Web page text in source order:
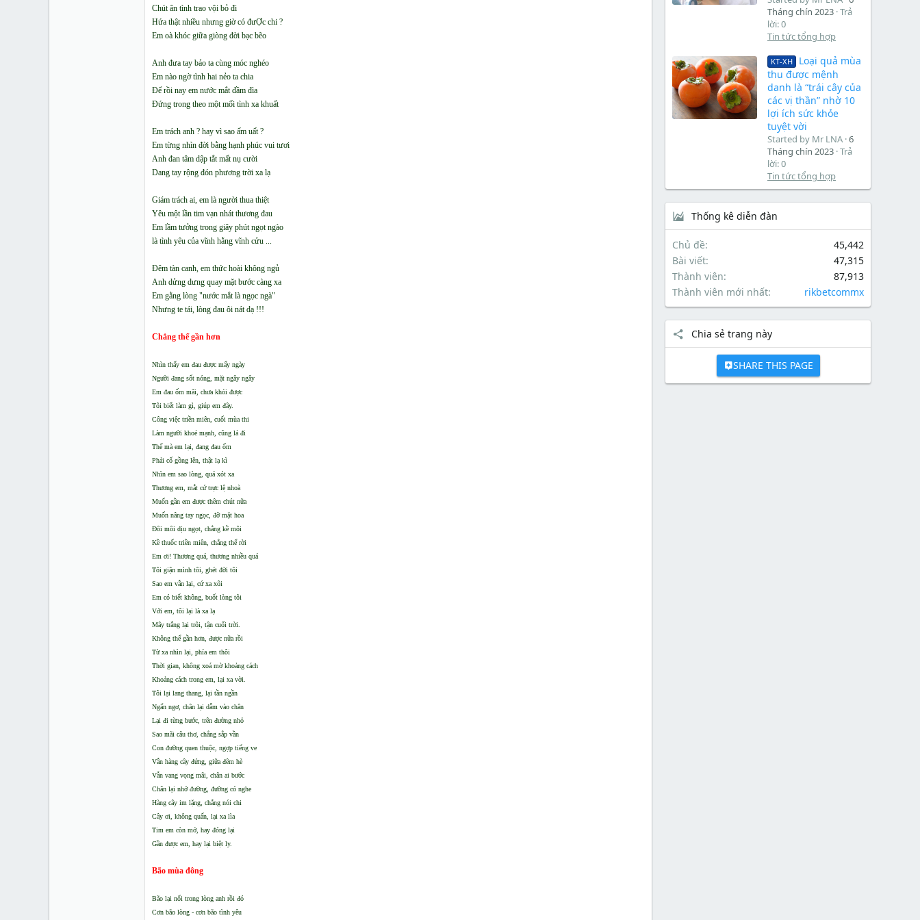
Chút ân tình trao vội bỏ đi
Hứa thật nhiều nhưng giờ có đưỢc chi ?
Em oà khóc giữa giòng đời bạc bẽo
Anh đưa tay bảo ta cùng móc nghéo
Em nào ngờ tình hai nẻo ta chia
Để rồi nay em nước mắt đầm đìa
Đứng trong theo một mối tình xa khuất
Em trách anh ? hay vì sao ấm uất ?
Em từng nhìn đời bằng hạnh phúc vui tươi
Anh đan tâm dập tắt mất nụ cười
Dang tay rộng đón phương trời xa lạ
Giám trách ai, em là người thua thiệt
Yêu một lần tim vạn nhát thương đau
Em lầm tưởng trong giây phút ngọt ngào
là tình yêu của vĩnh hằng vĩnh cửu ...
Đêm tàn canh, em thức hoài không ngủ
Anh dửng dưng quay mặt bước càng xa
Em gằng lòng "nước mắt là ngọc ngà"
Nhưng te tái, lòng đau ôi nát dạ !!!
Chẳng thể gần hơn
Nhìn thấy em đau được mấy ngày
Người đang sốt nóng, mặt ngây ngây
Em đau ốm mãi, chưa khỏi được
Tôi biết làm gì, giúp em đây.
Công việc triền miên, cuối mùa thi
Làm người khoẻ mạnh, cũng lả đi
Thế mà em lại, đang đau ốm
Phải cố gồng lên, thật lạ kì
Nhìn em sao lòng, quá xót xa
Thương em, mắt cứ trực lệ nhoà
Muốn gần em được thêm chút nữa
Muốn nâng tay ngọc, đỡ mặt hoa
Đôi môi dịu ngọt, chẳng kề môi
Kề thuốc triền miên, chẳng thể rời
Em ơi! Thương quá, thương nhiều quá
Tôi giận mình tôi, ghét đời tôi
Sao em vẫn lại, cứ xa xôi
Em có biết không, buốt lòng tôi
Với em, tôi lại là xa lạ
Mây trắng lại trôi, tận cuối trời.
Không thể gần hơn, được nữa rồi
Từ xa nhìn lại, phía em thôi
Thời gian, không xoá mờ khoảng cách
Khoảng cách trong em, lại xa vời.
Tôi lại lang thang, lại tần ngần
Ngẩn ngơ, chân lại dẫm vào chân
Lại đi từng bước, trên đường nhỏ
Sao mãi câu thơ, chẳng sắp vần
Con đường quen thuộc, ngợp tiếng ve
Vẫn hàng cây đứng, giữa đêm hè
Vẫn vang vọng mãi, chân ai bước
Chân lại nhớ đường, đường có nghe
Hàng cây im lặng, chẳng nói chi
Cây ơi, không quấn, lại xa lìa
Tim em còn mở, hay đóng lại
Gần được em, hay lại biệt ly.
Bão mùa đông
Bão lại nổi trong lòng anh rồi đó
Cơn bão lòng - cơn bão tình yêu
Tháng chín 2023 Trả
lời: 0
Tin tức tổng hợp
KT-XH
Loại quả mùa
thu được mệnh
danh là “trái cây của
các vị thần” nhờ 10
lợi ích sức khỏe
tuyệt vời
Started by Mr LNA 6
Tháng chín 2023 Trả
lời: 0
Tin tức tổng hợp
Thống kê diễn đàn
Chủ đề
45,442
Bài viết
47,315
Thành viên
87,913
Thành viên mới nhất
rikbetcommx
Chia sẻ trang này
SHARE THIS PAGE